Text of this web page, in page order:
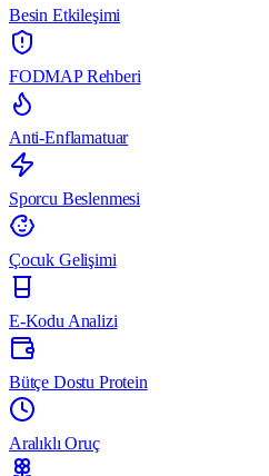
Besin Etkileşimi
FODMAP Rehberi
Anti-Enflamatuar
Sporcu Beslenmesi
Çocuk Gelişimi
E-Kodu Analizi
Bütçe Dostu Protein
Aralıklı Oruç